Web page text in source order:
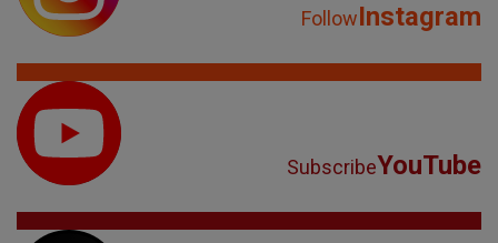
FollowInstagram
SubscribeYouTube